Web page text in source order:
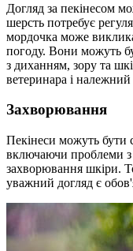
Догляд за пекінесом
шерсть потребує
мордочка може
погоду. Вони можуть
з диханням, зору та
ветеринара і
Захворювання
Пекінеси можуть бути
включаючи проблеми
захворювання шкіри.
уважний догляд є